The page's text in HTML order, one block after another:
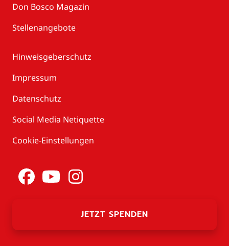
JETZT SPENDEN
Don Bosco Magazin
Stellenangebote
Hinweisgeberschutz
Impressum
Datenschutz
Social Media Netiquette
Cookie-Einstellungen